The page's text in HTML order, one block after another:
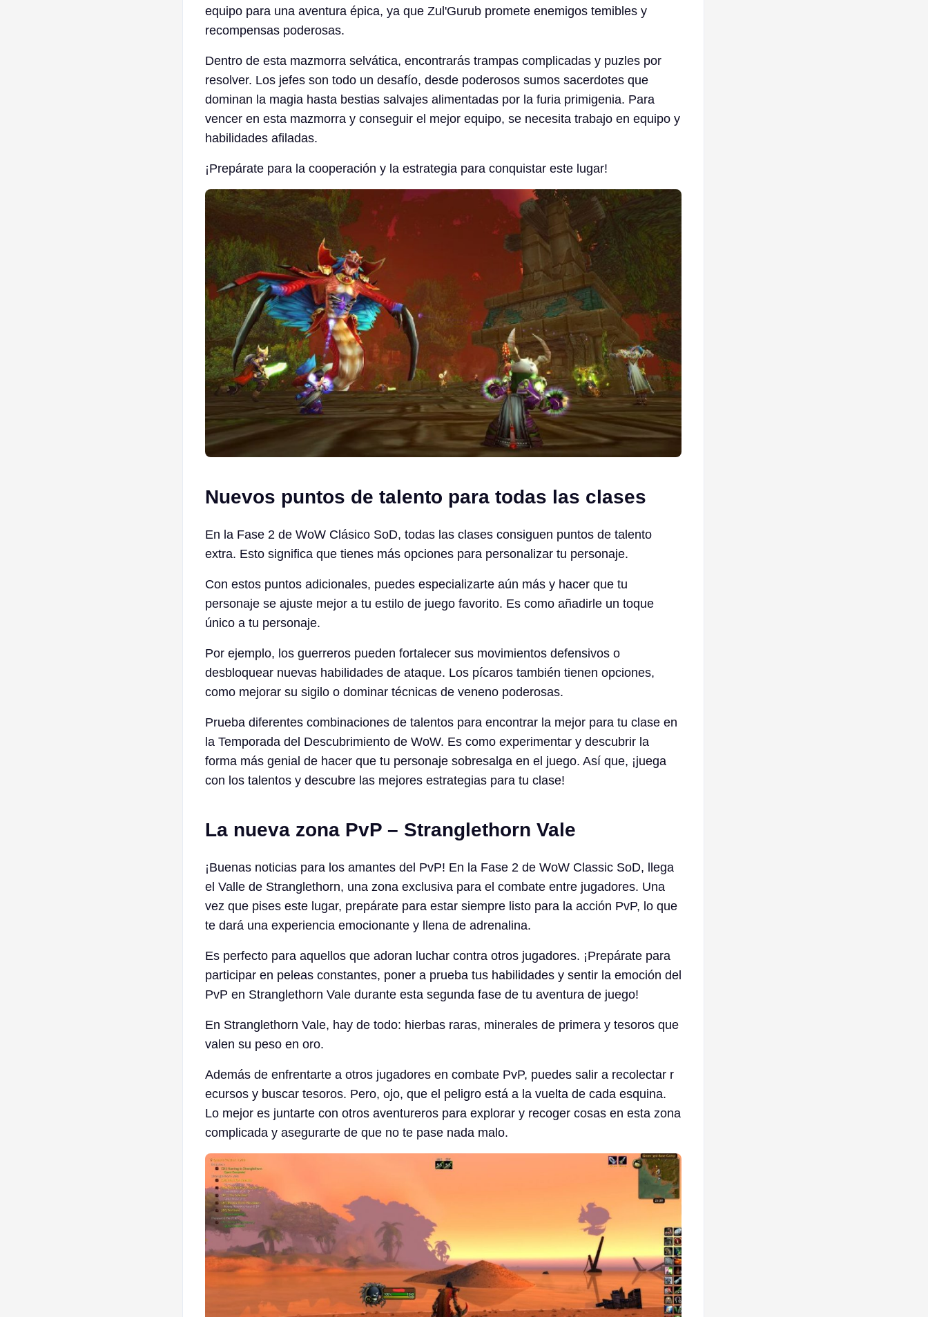
equipo para una aventura épica, ya que Zul'Gurub promete enemigos temibles y
recompensas poderosas.
Dentro de esta mazmorra selvática, encontrarás trampas complicadas y puzles por
resolver. Los jefes son todo un desafío, desde poderosos sumos sacerdotes que
dominan la magia hasta bestias salvajes alimentadas por la furia primigenia. Para
vencer en esta mazmorra y conseguir el mejor equipo, se necesita trabajo en equipo y
habilidades afiladas.
¡Prepárate para la cooperación y la estrategia para conquistar este lugar!
Nuevos puntos de talento para todas las clases
En la Fase 2 de WoW Clásico SoD, todas las clases consiguen puntos de talento
extra. Esto significa que tienes más opciones para personalizar tu personaje.
Con estos puntos adicionales, puedes especializarte aún más y hacer que tu
personaje se ajuste mejor a tu estilo de juego favorito. Es como añadirle un toque
único a tu personaje.
Por ejemplo, los guerreros pueden fortalecer sus movimientos defensivos o
desbloquear nuevas habilidades de ataque. Los pícaros también tienen opciones,
como mejorar su sigilo o dominar técnicas de veneno poderosas.
Prueba diferentes combinaciones de talentos para encontrar la mejor para tu clase en
la Temporada del Descubrimiento de WoW. Es como experimentar y descubrir la
forma más genial de hacer que tu personaje sobresalga en el juego. Así que, ¡juega
con los talentos y descubre las mejores estrategias para tu clase!
La nueva zona PvP – Stranglethorn Vale
¡Buenas noticias para los amantes del PvP! En la Fase 2 de WoW Classic SoD, llega
el Valle de Stranglethorn, una zona exclusiva para el combate entre jugadores. Una
vez que pises este lugar, prepárate para estar siempre listo para la acción PvP, lo que
te dará una experiencia emocionante y llena de adrenalina.
Es perfecto para aquellos que adoran luchar contra otros jugadores. ¡Prepárate para
participar en peleas constantes, poner a prueba tus habilidades y sentir la emoción del
PvP en Stranglethorn Vale durante esta segunda fase de tu aventura de juego!
En Stranglethorn Vale, hay de todo: hierbas raras, minerales de primera y tesoros que
valen su peso en oro.
Además de enfrentarte a otros jugadores en combate PvP, puedes salir a recolectar r
ecursos y buscar tesoros. Pero, ojo, que el peligro está a la vuelta de cada esquina.
Lo mejor es juntarte con otros aventureros para explorar y recoger cosas en esta zona
complicada y asegurarte de que no te pase nada malo.